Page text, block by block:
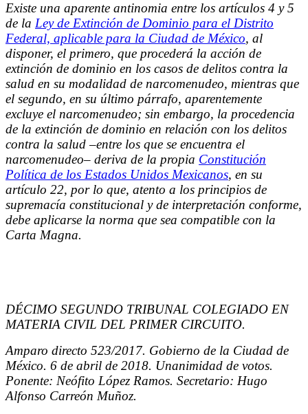
Existe una aparente antinomia entre los artículos 4 y 5
de la Ley de Extinción de Dominio para el Distrito
Federal, aplicable para la Ciudad de México, al
disponer, el primero, que procederá la acción de
extinción de dominio en los casos de delitos contra la
salud en su modalidad de narcomenudeo, mientras que
el segundo, en su último párrafo, aparentemente
excluye el narcomenudeo; sin embargo, la procedencia
de la extinción de dominio en relación con los delitos
contra la salud –entre los que se encuentra el
narcomenudeo– deriva de la propia Constitución
Política de los Estados Unidos Mexicanos, en su
artículo 22, por lo que, atento a los principios de
supremacía constitucional y de interpretación conforme,
debe aplicarse la norma que sea compatible con la
Carta Magna.
DÉCIMO SEGUNDO TRIBUNAL COLEGIADO EN
MATERIA CIVIL DEL PRIMER CIRCUITO.
Amparo directo 523/2017. Gobierno de la Ciudad de
México. 6 de abril de 2018. Unanimidad de votos.
Ponente: Neófito López Ramos. Secretario: Hugo
Alfonso Carreón Muñoz.